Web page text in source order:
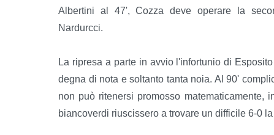
Albertini al 47', Cozza deve operare la
Nardurcci.
La ripresa a parte in avvio l'infortunio di
degna di nota e soltanto tanta noia. Al 90'
non può ritenersi promosso
biancoverdi riuscissero a trovare un difficile 6-0